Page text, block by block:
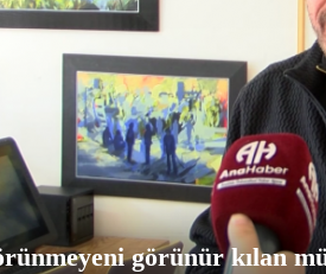
görünür kılan